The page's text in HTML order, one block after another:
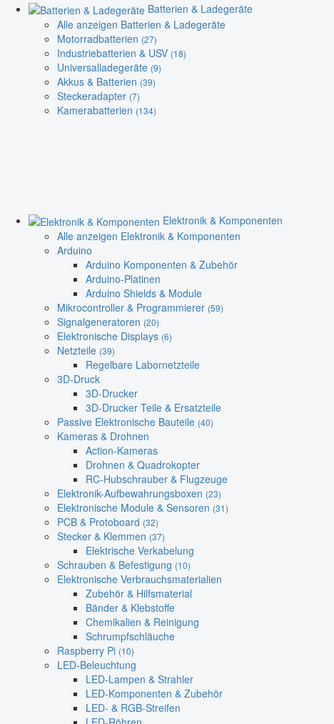
Batterien & Ladegeräte
Alle anzeigen Batterien & Ladegeräte
Motorradbatterien (27)
Industriebatterien & USV (18)
Universalladegeräte (9)
Akkus & Batterien (39)
Steckeradapter (7)
Kamerabatterien (134)
Elektronik & Komponenten
Alle anzeigen Elektronik & Komponenten
Arduino
Arduino Komponenten & Zubehör
Arduino-Platinen
Arduino Shields & Module
Mikrocontroller & Programmierer (59)
Signalgeneratoren (20)
Elektronische Displays (6)
Netzteile (39)
Regelbare Labornetzteile
3D-Druck
3D-Drucker
3D-Drucker Teile & Ersatzteile
Passive Elektronische Bauteile (40)
Kameras & Drohnen
Action-Kameras
Drohnen & Quadrokopter
RC-Hubschrauber & Flugzeuge
Elektronik-Aufbewahrungsboxen (23)
Elektronische Module & Sensoren (31)
PCB & Protoboard (32)
Stecker & Klemmen (37)
Elektrische Verkabelung
Schrauben & Befestigung (10)
Elektronische Verbrauchsmaterialien
Zubehör & Hilfsmaterial
Bänder & Klebstoffe
Chemikalien & Reinigung
Schrumpfschläuche
Raspberry Pi (10)
LED-Beleuchtung
LED-Lampen & Strahler
LED-Komponenten & Zubehör
LED- & RGB-Streifen